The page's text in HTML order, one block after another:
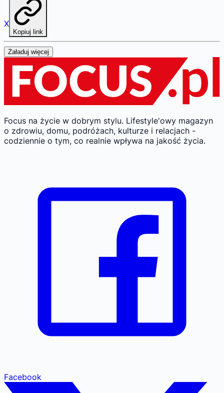
X
Kopiuj link
Załaduj więcej
Focus na życie w dobrym stylu. Lifestyle'owy magazyn
o zdrowiu, domu, podróżach, kulturze i relacjach -
codziennie o tym, co realnie wpływa na jakość życia.
Facebook